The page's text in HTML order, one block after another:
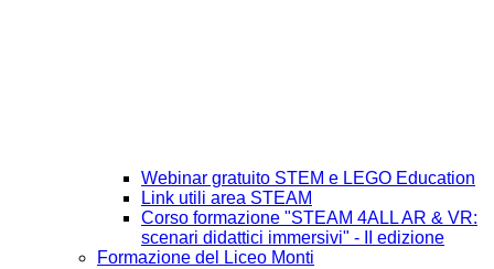
Webinar gratuito STEM e LEGO Education
Link utili area STEAM
Corso formazione "STEAM 4ALL AR & VR:
scenari didattici immersivi" - II edizione
Formazione del Liceo Monti